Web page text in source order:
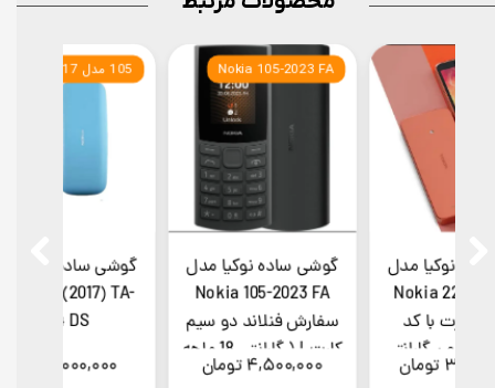
گوشی ساده نوکیا مدل
Nokia 105-2023 FA
سفارش فنلاند دو سیم‌
۴,۵۰۰,۰۰۰ تومان
Nokia 105-2023 FA
گوشی ساده نوکیا مدل
Nokia 220 4G 2024
دوسیم کارت با کد
فعالسازی (بدون گارانتی
۳,۳۵۰,۰۰۰ تومان
ویتنام